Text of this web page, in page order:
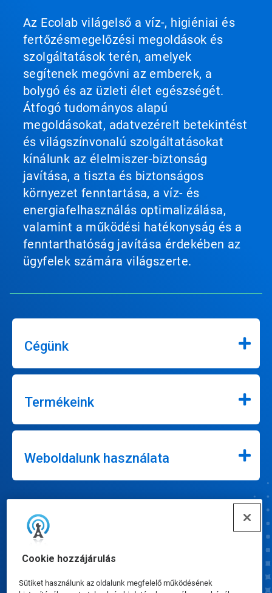
Cookie hozzájárulás
Sütiket használunk az oldalunk megfelelő működésének
Az Ecolab világelső a víz-, higiéniai és
fertőzésmegelőzési megoldások és
szolgáltatások terén, amelyek
segítenek megóvni az emberek, a
bolygó és az üzleti élet egészségét.
Átfogó tudományos alapú
megoldásokat, adatvezérelt betekintést
és világszínvonalú szolgáltatásokat
kínálunk az élelmiszer-biztonság
javítása, a tiszta és biztonságos
környezet fenntartása, a víz- és
energiafelhasználás optimalizálása,
valamint a működési hatékonyság és a
fenntarthatóság javítása érdekében az
ügyfelek számára világszerte.
Cégünk
Termékeink
Weboldalunk használata